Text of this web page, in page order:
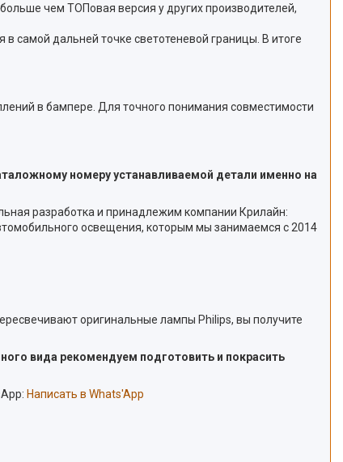
чем ТОПовая версия у других производителей,
самой дальней точке светотеневой границы. В итоге
в бампере. Для точного понимания совместимости
номеру устанавливаемой детали именно на
разработка и принадлежим компании Крилайн:
освещения, которым мы занимаемся с 2014
оригинальные лампы Philips, вы получите
вида рекомендуем подготовить и покрасить
Написать в Whats'App